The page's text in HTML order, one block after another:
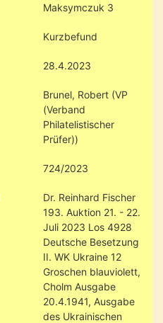
Maksymczuk 3
Kurzbefund
28.4.2023
Brunel, Robert (VP
(Verband
Philatelistischer
Prüfer))
724/2023
Dr. Reinhard Fischer
193. Auktion 21. - 22.
Juli 2023 Los 4928
Deutsche Besetzung
II. WK Ukraine 12
Groschen blauviolett,
Cholm Ausgabe
20.4.1941, Ausgabe
des Ukrainischen